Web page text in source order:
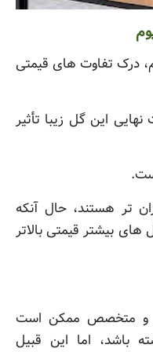
درک تفاوت های قیمتی
این گل زیبا تأثیر
تر هستند، حال آنکه
های بیشتر قیمتی بالاتر
و متخصص ممکن است
باشد، اما این قبیل